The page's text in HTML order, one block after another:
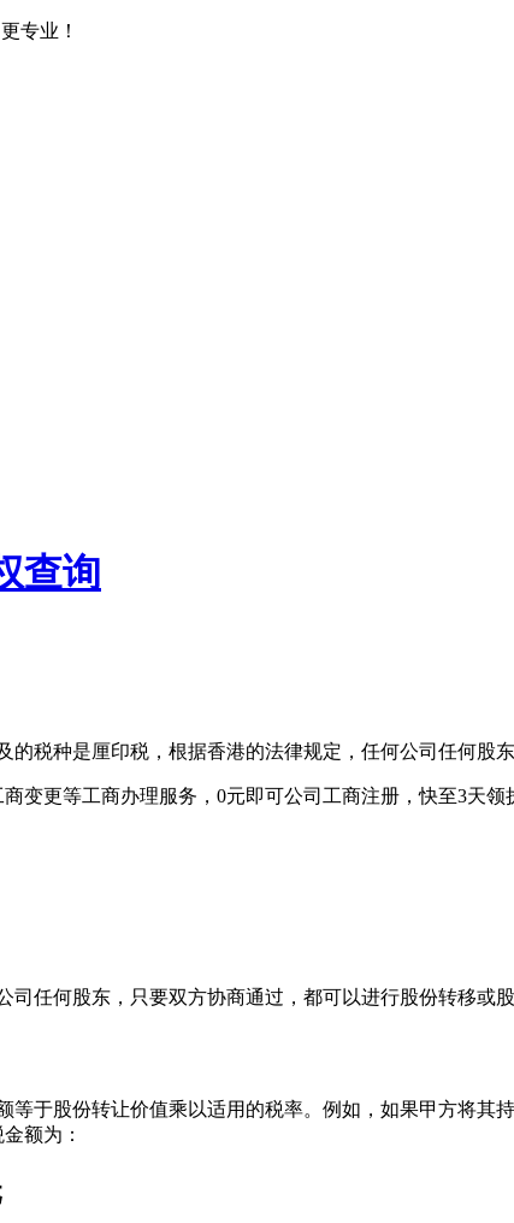
专业！
查询
税种是厘印税，根据香港的法律规定，任何公司任何股
变更等工商办理服务，0元即可公司工商注册，快至3天领
任何股东，只要双方协商通过，都可以进行股份转移或
于股份转让价值乘以适用的税率。例如，如果甲方将其
额为：